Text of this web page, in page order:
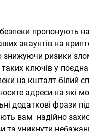
пропонують
акаунтів на
знижуючи ризики
ключів у
на кшталт білий
адреси на які
додаткові фрази
вам надійно